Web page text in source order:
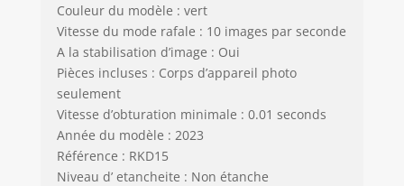
Couleur du modèle : vert
Vitesse du mode rafale : 10 images par seconde
A la stabilisation d’image : Oui
Pièces incluses : Corps d’appareil photo
seulement
Vitesse d’obturation minimale : 0.01 seconds
Année du modèle : 2023
Référence : RKD15
Niveau d’ etancheite : Non étanche